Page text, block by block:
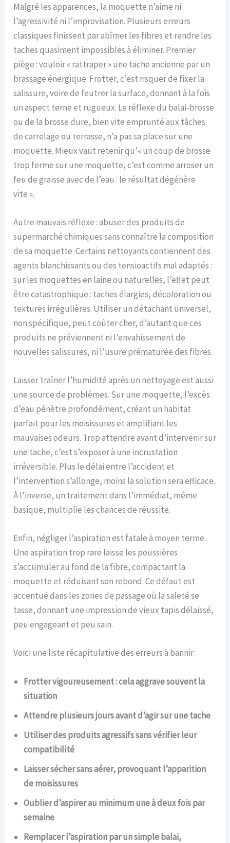
Malgré les apparences, la moquette n’aime ni
l’agressivité ni l’improvisation. Plusieurs erreurs
classiques finissent par abîmer les fibres et rendre les
taches quasiment impossibles à éliminer. Premier
piège : vouloir « rattraper » une tache ancienne par un
brassage énergique. Frotter, c’est risquer de fixer la
salissure, voire de feutrer la surface, donnant à la fois
un aspect terne et rugueux. Le réflexe du balai-brosse
ou de la brosse dure, bien vite emprunté aux tâches
de carrelage ou terrasse, n’a pas sa place sur une
moquette. Mieux vaut retenir qu’« un coup de brosse
trop ferme sur une moquette, c’est comme arroser un
feu de graisse avec de l’eau : le résultat dégénère
vite ».
Autre mauvais réflexe : abuser des produits de
supermarché chimiques sans connaître la composition
de sa moquette. Certains nettoyants contiennent des
agents blanchissants ou des tensioactifs mal adaptés :
sur les moquettes en laine ou naturelles, l’effet peut
être catastrophique : taches élargies, décoloration ou
textures irrégulières. Utiliser un détachant universel,
non spécifique, peut coûter cher, d’autant que ces
produits ne préviennent ni l’envahissement de
nouvelles salissures, ni l’usure prématurée des fibres.
Laisser traîner l’humidité après un nettoyage est aussi
une source de problèmes. Sur une moquette, l’excès
d’eau pénètre profondément, créant un habitat
parfait pour les moisissures et amplifiant les
mauvaises odeurs. Trop attendre avant d’intervenir sur
une tache, c’est s’exposer à une incrustation
irréversible. Plus le délai entre l’accident et
l’intervention s’allonge, moins la solution sera efficace.
À l’inverse, un traitement dans l’immédiat, même
basique, multiplie les chances de réussite.
Enfin, négliger l’aspiration est fatale à moyen terme.
Une aspiration trop rare laisse les poussières
s’accumuler au fond de la fibre, compactant la
moquette et réduisant son rebond. Ce défaut est
accentué dans les zones de passage où la saleté se
tasse, donnant une impression de vieux tapis délaissé,
peu engageant et peu sain.
Voici une liste récapitulative des erreurs à bannir :
Frotter vigoureusement : cela aggrave souvent la
situation
Attendre plusieurs jours avant d’agir sur une tache
Utiliser des produits agressifs sans vérifier leur
compatibilité
Laisser sécher sans aérer, provoquant l’apparition
de moisissures
Oublier d’aspirer au minimum une à deux fois par
semaine
Remplacer l’aspiration par un simple balai,